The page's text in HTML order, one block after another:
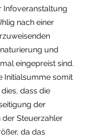
Infoveranstaltung
nach einer
und
eingepreist sind.
Initialsumme somit
dass die
der
Steuerzahler
da das